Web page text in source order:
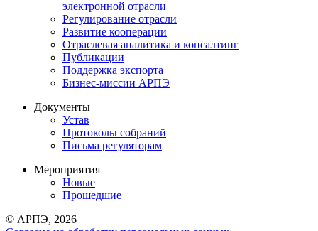
электронной отрасли
Регулирование отрасли
Развитие кооперации
Отраслевая аналитика и консалтинг
Публикации
Поддержка экспорта
Бизнес-миссии АРПЭ
Документы
Устав
Протоколы собраний
Письма регуляторам
Мероприятия
Новые
Прошедшие
© АРПЭ, 2026